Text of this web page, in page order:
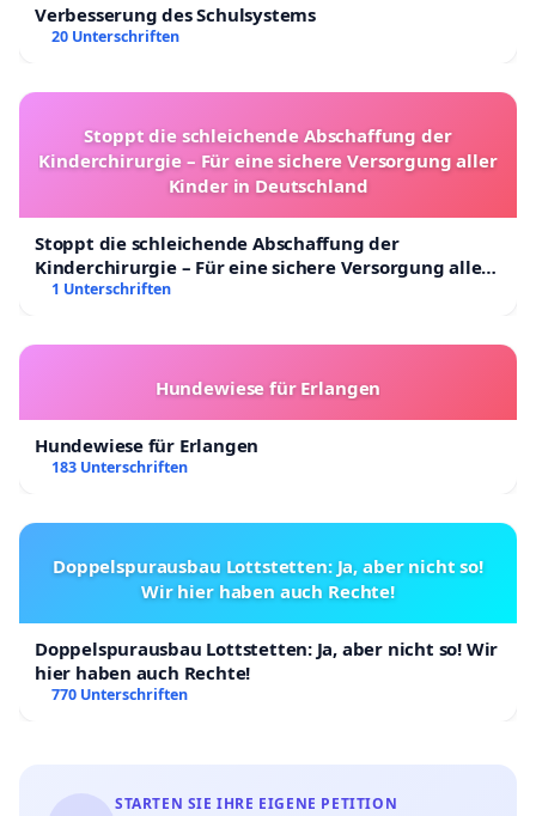
Verbesserung des Schulsystems
20 Unterschriften
Stoppt die schleichende Abschaffung der
Kinderchirurgie – Für eine sichere Versorgung aller
Kinder in Deutschland
Stoppt die schleichende Abschaffung der
Kinderchirurgie – Für eine sichere Versorgung aller
Kinder in Deutschland
1 Unterschriften
Hundewiese für Erlangen
Hundewiese für Erlangen
183 Unterschriften
Doppelspurausbau Lottstetten: Ja, aber nicht so!
Wir hier haben auch Rechte!
Doppelspurausbau Lottstetten: Ja, aber nicht so! Wir
hier haben auch Rechte!
770 Unterschriften
STARTEN SIE IHRE EIGENE PETITION